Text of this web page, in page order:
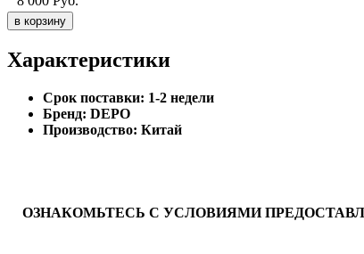
Характеристики
Cрок поставки: 1-2 недели
Бренд: DEPO
Производство: Китай
ОЗНАКОМЬТЕСЬ С УСЛОВИЯМИ